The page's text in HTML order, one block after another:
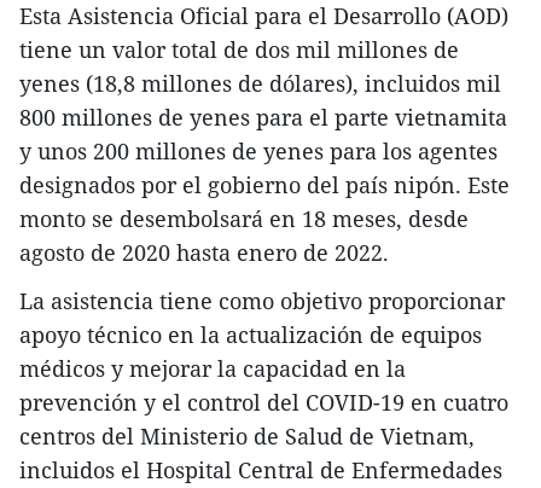
Esta Asistencia Oficial para el Desarrollo (AOD)
tiene un valor total de dos mil millones de
yenes (18,8 millones de dólares), incluidos mil
800 millones de yenes para el parte vietnamita
y unos 200 millones de yenes para los agentes
designados por el gobierno del país nipón. Este
monto se desembolsará en 18 meses, desde
agosto de 2020 hasta enero de 2022.
La asistencia tiene como objetivo proporcionar
apoyo técnico en la actualización de equipos
médicos y mejorar la capacidad en la
prevención y el control del COVID-19 en cuatro
centros del Ministerio de Salud de Vietnam,
incluidos el Hospital Central de Enfermedades